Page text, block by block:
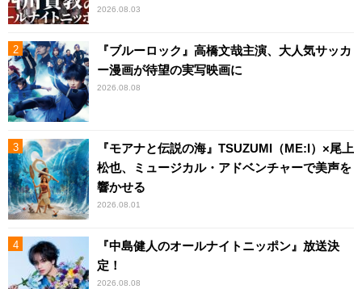
2026.08.03
『ブルーロック』高橋文哉主演、大人気サッカ
ー漫画が待望の実写映画に
2026.08.08
『モアナと伝説の海』TSUZUMI（ME:I）×尾上
松也、ミュージカル・アドベンチャーで美声を
響かせる
2026.08.01
『中島健人のオールナイトニッポン』放送決
定！
2026.08.08